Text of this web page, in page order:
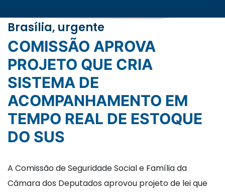
Brasília, urgente
COMISSÃO APROVA
PROJETO QUE CRIA
SISTEMA DE
ACOMPANHAMENTO EM
TEMPO REAL DE ESTOQUE
DO SUS
A Comissão de Seguridade Social e Família da
Câmara dos Deputados aprovou projeto de lei que